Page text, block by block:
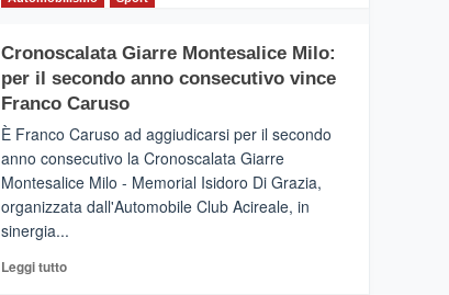
vicoli
medievali
Mondello
(Palermo)
–
adesso
Pasta
–
La
Dente”,
Cronoscalata Giarre Montesalice Milo:
per il secondo anno consecutivo vince
Franco Caruso
È Franco Caruso ad aggiudicarsi per il secondo
anno consecutivo la Cronoscalata Giarre
Montesalice Milo - Memorial Isidoro Di Grazia,
organizzata dall'Automobile Club Acireale, in
sinergia...
Leggi tuttoLeggi